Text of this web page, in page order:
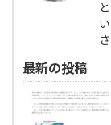
最新の投稿